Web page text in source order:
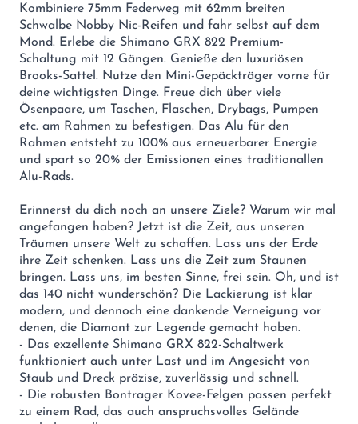
Kombiniere 75mm Federweg mit 62mm breiten
Schwalbe Nobby Nic-Reifen und fahr selbst auf dem
Mond. Erlebe die Shimano GRX 822 Premium-
Schaltung mit 12 Gängen. Genieße den luxuriösen
Brooks-Sattel. Nutze den Mini-Gepäckträger vorne für
deine wichtigsten Dinge. Freue dich über viele
Ösenpaare, um Taschen, Flaschen, Drybags, Pumpen
etc. am Rahmen zu befestigen. Das Alu für den
Rahmen entsteht zu 100% aus erneuerbarer Energie
und spart so 20% der Emissionen eines traditionallen
Alu-Rads.
Erinnerst du dich noch an unsere Ziele? Warum wir mal
angefangen haben? Jetzt ist die Zeit, aus unseren
Träumen unsere Welt zu schaffen. Lass uns der Erde
ihre Zeit schenken. Lass uns die Zeit zum Staunen
bringen. Lass uns, im besten Sinne, frei sein. Oh, und ist
das 140 nicht wunderschön? Die Lackierung ist klar
modern, und dennoch eine dankende Verneigung vor
denen, die Diamant zur Legende gemacht haben.
- Das exzellente Shimano GRX 822-Schaltwerk
funktioniert auch unter Last und im Angesicht von
Staub und Dreck präzise, zuverlässig und schnell.
- Die robusten Bontrager Kovee-Felgen passen perfekt
zu einem Rad, das auch anspruchsvolles Gelände